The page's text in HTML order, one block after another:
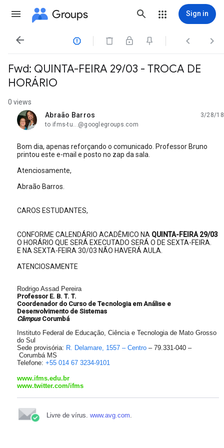
Groups Sign in
   
Fwd: QUINTA-FEIRA 29/03 - TROCA DE
HORÁRIO
0 views
Abraão Barros
unread,
3/28/18
to ifms-tu...@googlegroups.com
Bom dia, apenas reforçando o comunicado. Professor Bruno
printou este e-mail e posto no zap da sala.
Atenciosamente,
Abraão Barros.
CAROS ESTUDANTES,
CONFORME CALENDÁRIO ACADÊMICO NA QUINTA-FEIRA 29/03
O HORÁRIO QUE SERÁ EXECUTADO SERÁ O DE SEXTA-FEIRA.
E NA SEXTA-FEIRA 30/03 NÃO HAVERÁ AULA.
ATENCIOSAMENTE
Rodrigo Assad Pereira
Professor E. B. T. T.
Coordenador do Curso de Tecnologia em Análise e
Desenvolvimento de Sistemas
CâmpusCorumbá
Instituto Federal de Educação, Ciência e Tecnologia de Mato Grosso
do Sul
Sede provisória: R. Delamare, 1557 – Centro – 79.331-040 –
Corumbá MS
Telefone: +55 014 67 3234-9101
www.ifms.edu.br
www.twitter.com/ifms
Livre de vírus. www.avg.com.